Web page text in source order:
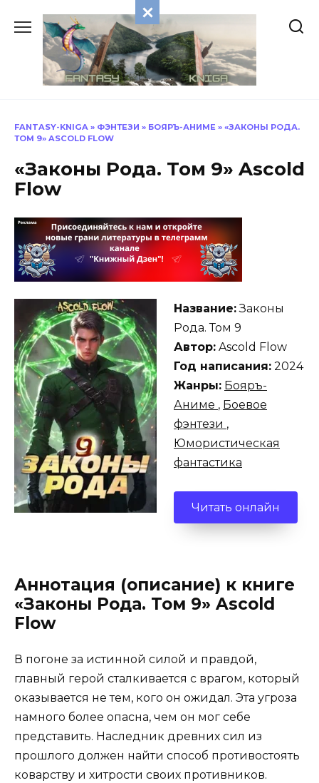
содержанию
FANTASY-KNIGA » ФЭНТЕЗИ » БОЯРЪ-АНИМЕ » «ЗАКОНЫ РОДА.
ТОМ 9» ASCOLD FLOW
«Законы Рода. Том 9» Ascold
Flow
Название:Законы
Рода. Том 9
Автор: Ascold Flow
Год написания: 2024
Жанры: Бояръ-
Аниме , Боевое
фэнтези ,
Юмористическая
фантастика
Читать онлайн
Аннотация (описание) к книге
«Законы Рода. Том 9» Ascold
Flow
В погоне за истинной силой и правдой,
главный герой сталкивается с врагом, который
оказывается не тем, кого он ожидал. Эта угроза
намного более опасна, чем он мог себе
представить. Наследник древних сил из
прошлого должен найти способ противостоять
коварству и хитрости своих противников.